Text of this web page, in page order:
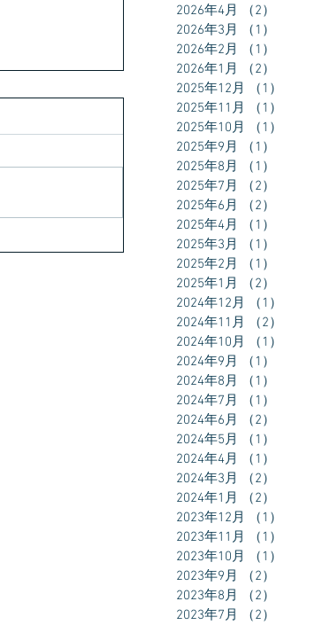
2026年4月
（2）
2026年3月
（1）
2026年2月
（1）
2026年1月
（2）
2025年12月
（1）
2025年11月
（1）
2025年10月
（1）
2025年9月
（1）
2025年8月
（1）
2025年7月
（2）
2025年6月
（2）
2025年4月
（1）
2025年3月
（1）
2025年2月
（1）
2025年1月
（2）
2024年12月
（1）
2024年11月
（2）
2024年10月
（1）
2024年9月
（1）
2024年8月
（1）
2024年7月
（1）
2024年6月
（2）
2024年5月
（1）
2024年4月
（1）
2024年3月
（2）
2024年1月
（2）
2023年12月
（1）
2023年11月
（1）
2023年10月
（1）
2023年9月
（2）
2023年8月
（2）
2023年7月
（2）